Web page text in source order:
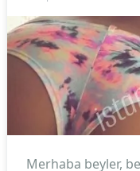
Merhaba beyler,